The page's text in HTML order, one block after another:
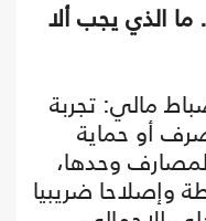
الذي يجب ألا
مالي: تجربة
أو حماية
وحدها،
وإصلاحا ضريبيا